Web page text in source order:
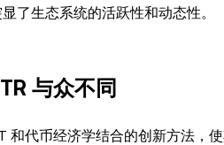
了生态系统的活跃性和动态性。
与众不同
和代币经济学结合的创新方法，